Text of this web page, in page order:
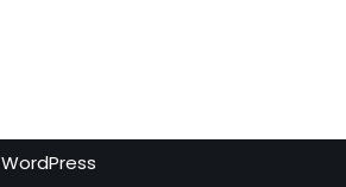
WordPress